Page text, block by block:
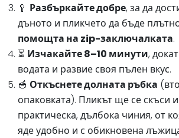
🥄 Разбъркайте добре, за да
дъното и пликчето да бъде
помощта на zip-заключалката.
⏳ Изчакайте 8–10 минути,
водата и развие своя пълен вкус.
🥣 Откъснете долната ръбка
опаковката). Пликът ще се скъси
практическа, дълбока чиния, от
яде удобно и с обикновена